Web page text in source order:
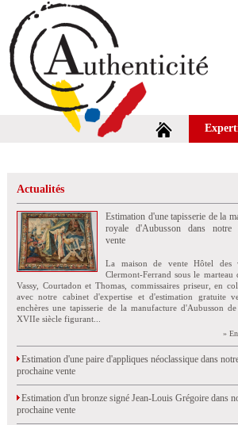
Actualités
Estimation d'une tapisserie de la
royale d'Aubusson dans notre
vente
La maison de vente Hôtel des
Clermont-Ferrand sous le marteau
Vassy, Courtadon et Thomas, commissaires priseur, en
avec notre cabinet d'expertise et d'estimation gratuite
enchères une tapisserie de la manufacture d'Aubusson
XVIIe siècle figurant...
»
Estimation d'une paire d'appliques néoclassique dans
prochaine vente
Estimation d'un bronze signé Jean-Louis Grégoire dans
prochaine vente